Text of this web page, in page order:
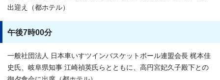
出迎え（都ホテル）
午後7時00分
一般社団法人 日本車いすツインバスケットボール連盟会長 梶本佳
史氏、岐阜県知事 江崎禎英氏らとともに、高円宮妃久子殿下との